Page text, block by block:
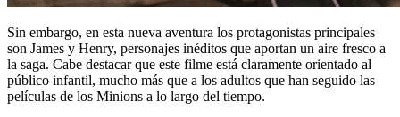
Sin embargo, en esta nueva aventura los protagonistas principales
son James y Henry, personajes inéditos que aportan un aire fresco a
la saga. Cabe destacar que este filme está claramente orientado al
público infantil, mucho más que a los adultos que han seguido las
películas de los Minions a lo largo del tiempo.